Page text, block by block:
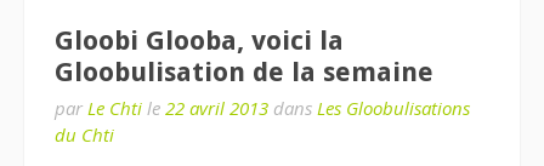
Gloobi Glooba, voici la
Gloobulisation de la semaine
par Le Chti le 22 avril 2013 dans Les Gloobulisations
du Chti